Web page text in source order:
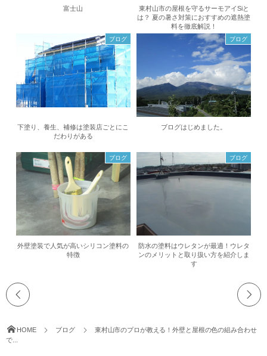
富士山
東村山市の屋根を守るサーモアイSiと
は？ 夏の暑さ対策におすすめの遮熱塗
料を徹底解説！
ブログ
下塗り、養生、補修は塗装店ごとにこ
だわりがある
ブログ
ブログはじめました。
ブログ
外壁塗装で人気が高いシリコン塗料の
特徴
ブログ
防水の塗料はウレタンが最適！ウレタ
ンのメリットと取り扱い方を紹介しま
す
HOME ブログ
東村山市のプロが教える！外壁と屋根の色の組み合わせ
で...